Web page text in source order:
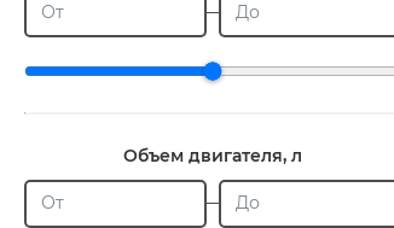
От До
Объем двигателя, л
От До